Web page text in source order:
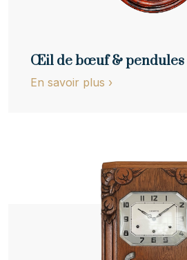
Œil de bœuf & pendules
En savoir plus ›